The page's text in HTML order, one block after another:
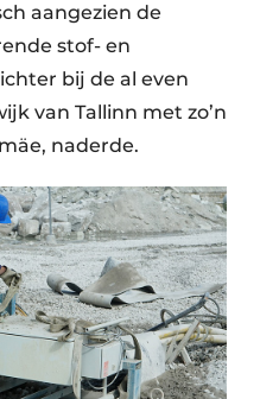
aangezien de
stof- en
bij de al even
van Tallinn met zo’n
naderde.